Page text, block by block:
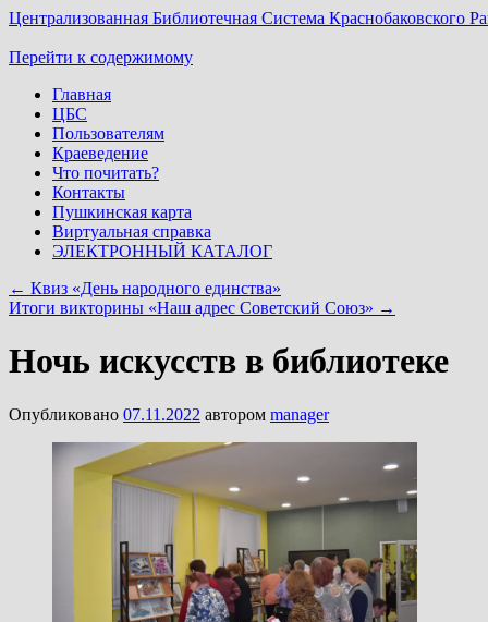
Централизованная Библиотечная Система Краснобаковского
Перейти к содержимому
Главная
ЦБС
Пользователям
Краеведение
Что почитать?
Контакты
Пушкинская карта
Виртуальная справка
ЭЛЕКТРОННЫЙ КАТАЛОГ
← Квиз «День народного единства»
Итоги викторины «Наш адрес Советский Союз» →
Ночь искусств в библиотеке
Опубликовано 07.11.2022 автором manager